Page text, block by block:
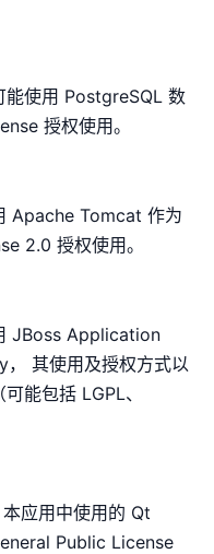
能使用 PostgreSQL 数
授权使用。
Apache Tomcat 作为
2.0 授权使用。
JBoss Application
其使用及授权方式以
能包括 LGPL、
应用中使用的 Qt
Public License